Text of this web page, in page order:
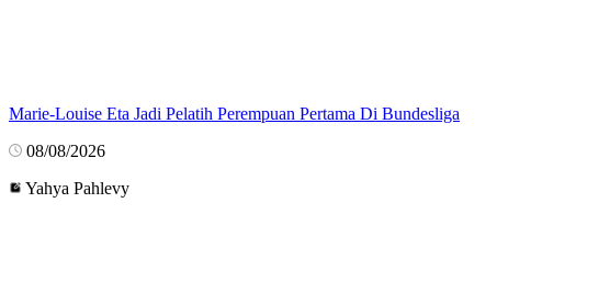
Marie-Louise Eta Jadi Pelatih Perempuan Pertama Di Bundesliga
08/08/2026
Yahya Pahlevy